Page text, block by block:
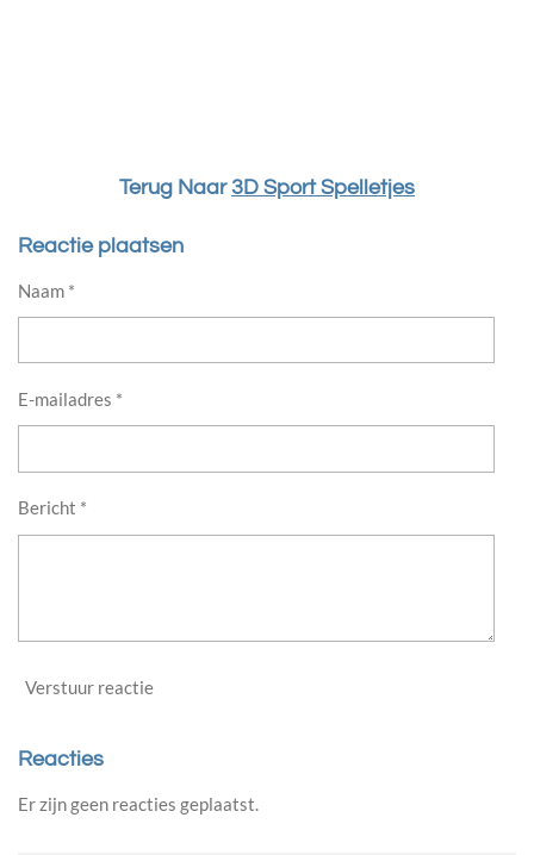
Terug Naar3D Sport Spelletjes
Reactie plaatsen
Naam *
E-mailadres *
Bericht *
Verstuur reactie
Reacties
Er zijn geen reacties geplaatst.